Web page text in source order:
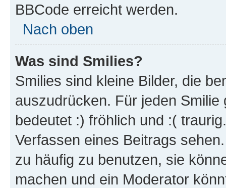
BBCode erreicht werden.
Nach oben
Was sind Smilies?
Smilies sind kleine Bilder, die
auszudrücken. Für jeden
bedeutet :) fröhlich und :(
Verfassen eines Beitrags
zu häufig zu benutzen, sie
machen und ein Moderator